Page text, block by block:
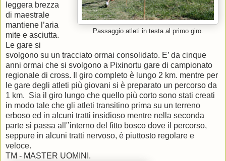
Passaggio atleti in testa al primo giro.
leggera brezza
di maestrale
mantiene l’aria
mite e asciutta.
Le gare si
svolgono su un tracciato ormai consolidato. E’ da cinque
anni ormai che si svolgono a Pixinortu gare di campionato
regionale di cross. Il giro completo è lungo 2 km. mentre per
le gare degli atleti più giovani si è preparato un percorso da
1 km. Sia il giro lungo che quello più corto sono stati creati
in modo tale che gli atleti transitino prima su un terreno
erboso ed in alcuni tratti insidioso mentre nella seconda
parte si passa all'’interno del fitto bosco dove il percorso,
seppure in alcuni tratti nervoso, è piuttosto regolare e
veloce.
TM - MASTER UOMINI.